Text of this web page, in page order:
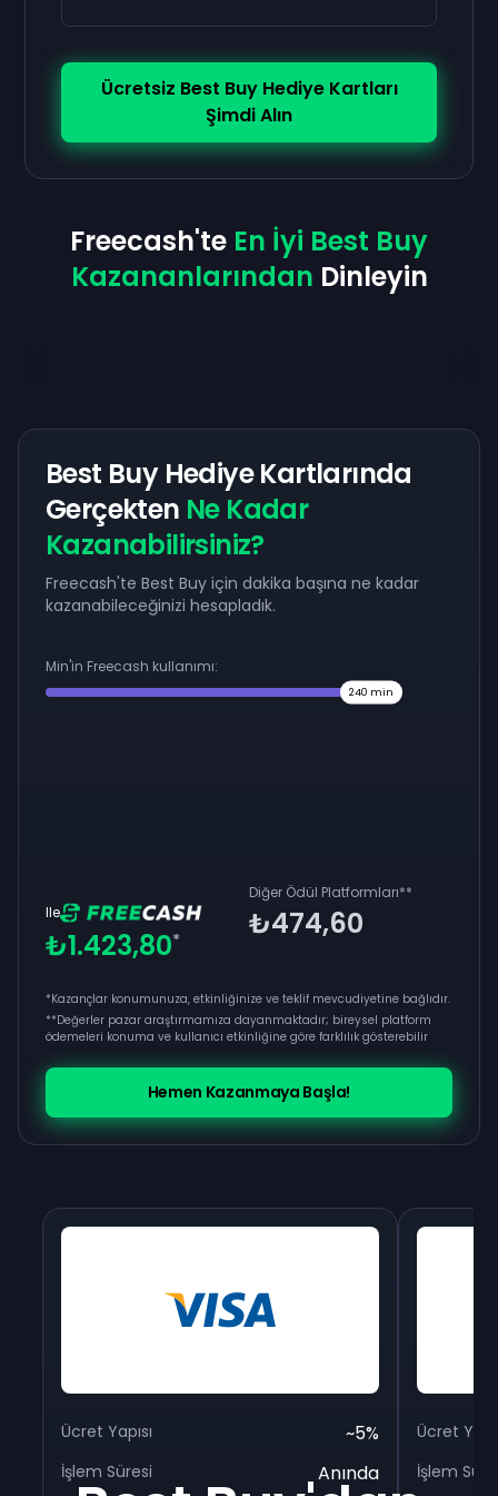
Ücretsiz Best Buy Hediye Kartları
Şimdi Alın
Freecash'te En İyi Best Buy
Kazananlarından Dinleyin
Best Buy Hediye Kartlarında
Gerçekten Ne Kadar
Kazanabilirsiniz?
Freecash'te Best Buy için dakika başına ne kadar
kazanabileceğinizi hesapladık.
Min'in Freecash kullanımı:
240 min
Ile
₺1.423,80*
Diğer Ödül Platformları**
₺474,60
*Kazançlar konumunuza, etkinliğinize ve teklif mevcudiyetine bağlıdır.
**Değerler pazar araştırmamıza dayanmaktadır; bireysel platform
ödemeleri konuma ve kullanıcı etkinliğine göre farklılık gösterebilir
Hemen Kazanmaya Başla!
Ücret Yapısı ~5%
İşlem Süresi Anında
Ücret
İşlem